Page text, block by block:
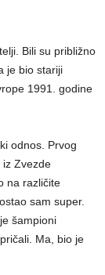
Bili su približno
je bio stariji
1991. godine
odnos. Prvog
iz Zvezde
na različite
sam super.
šampioni
Ma, bio je